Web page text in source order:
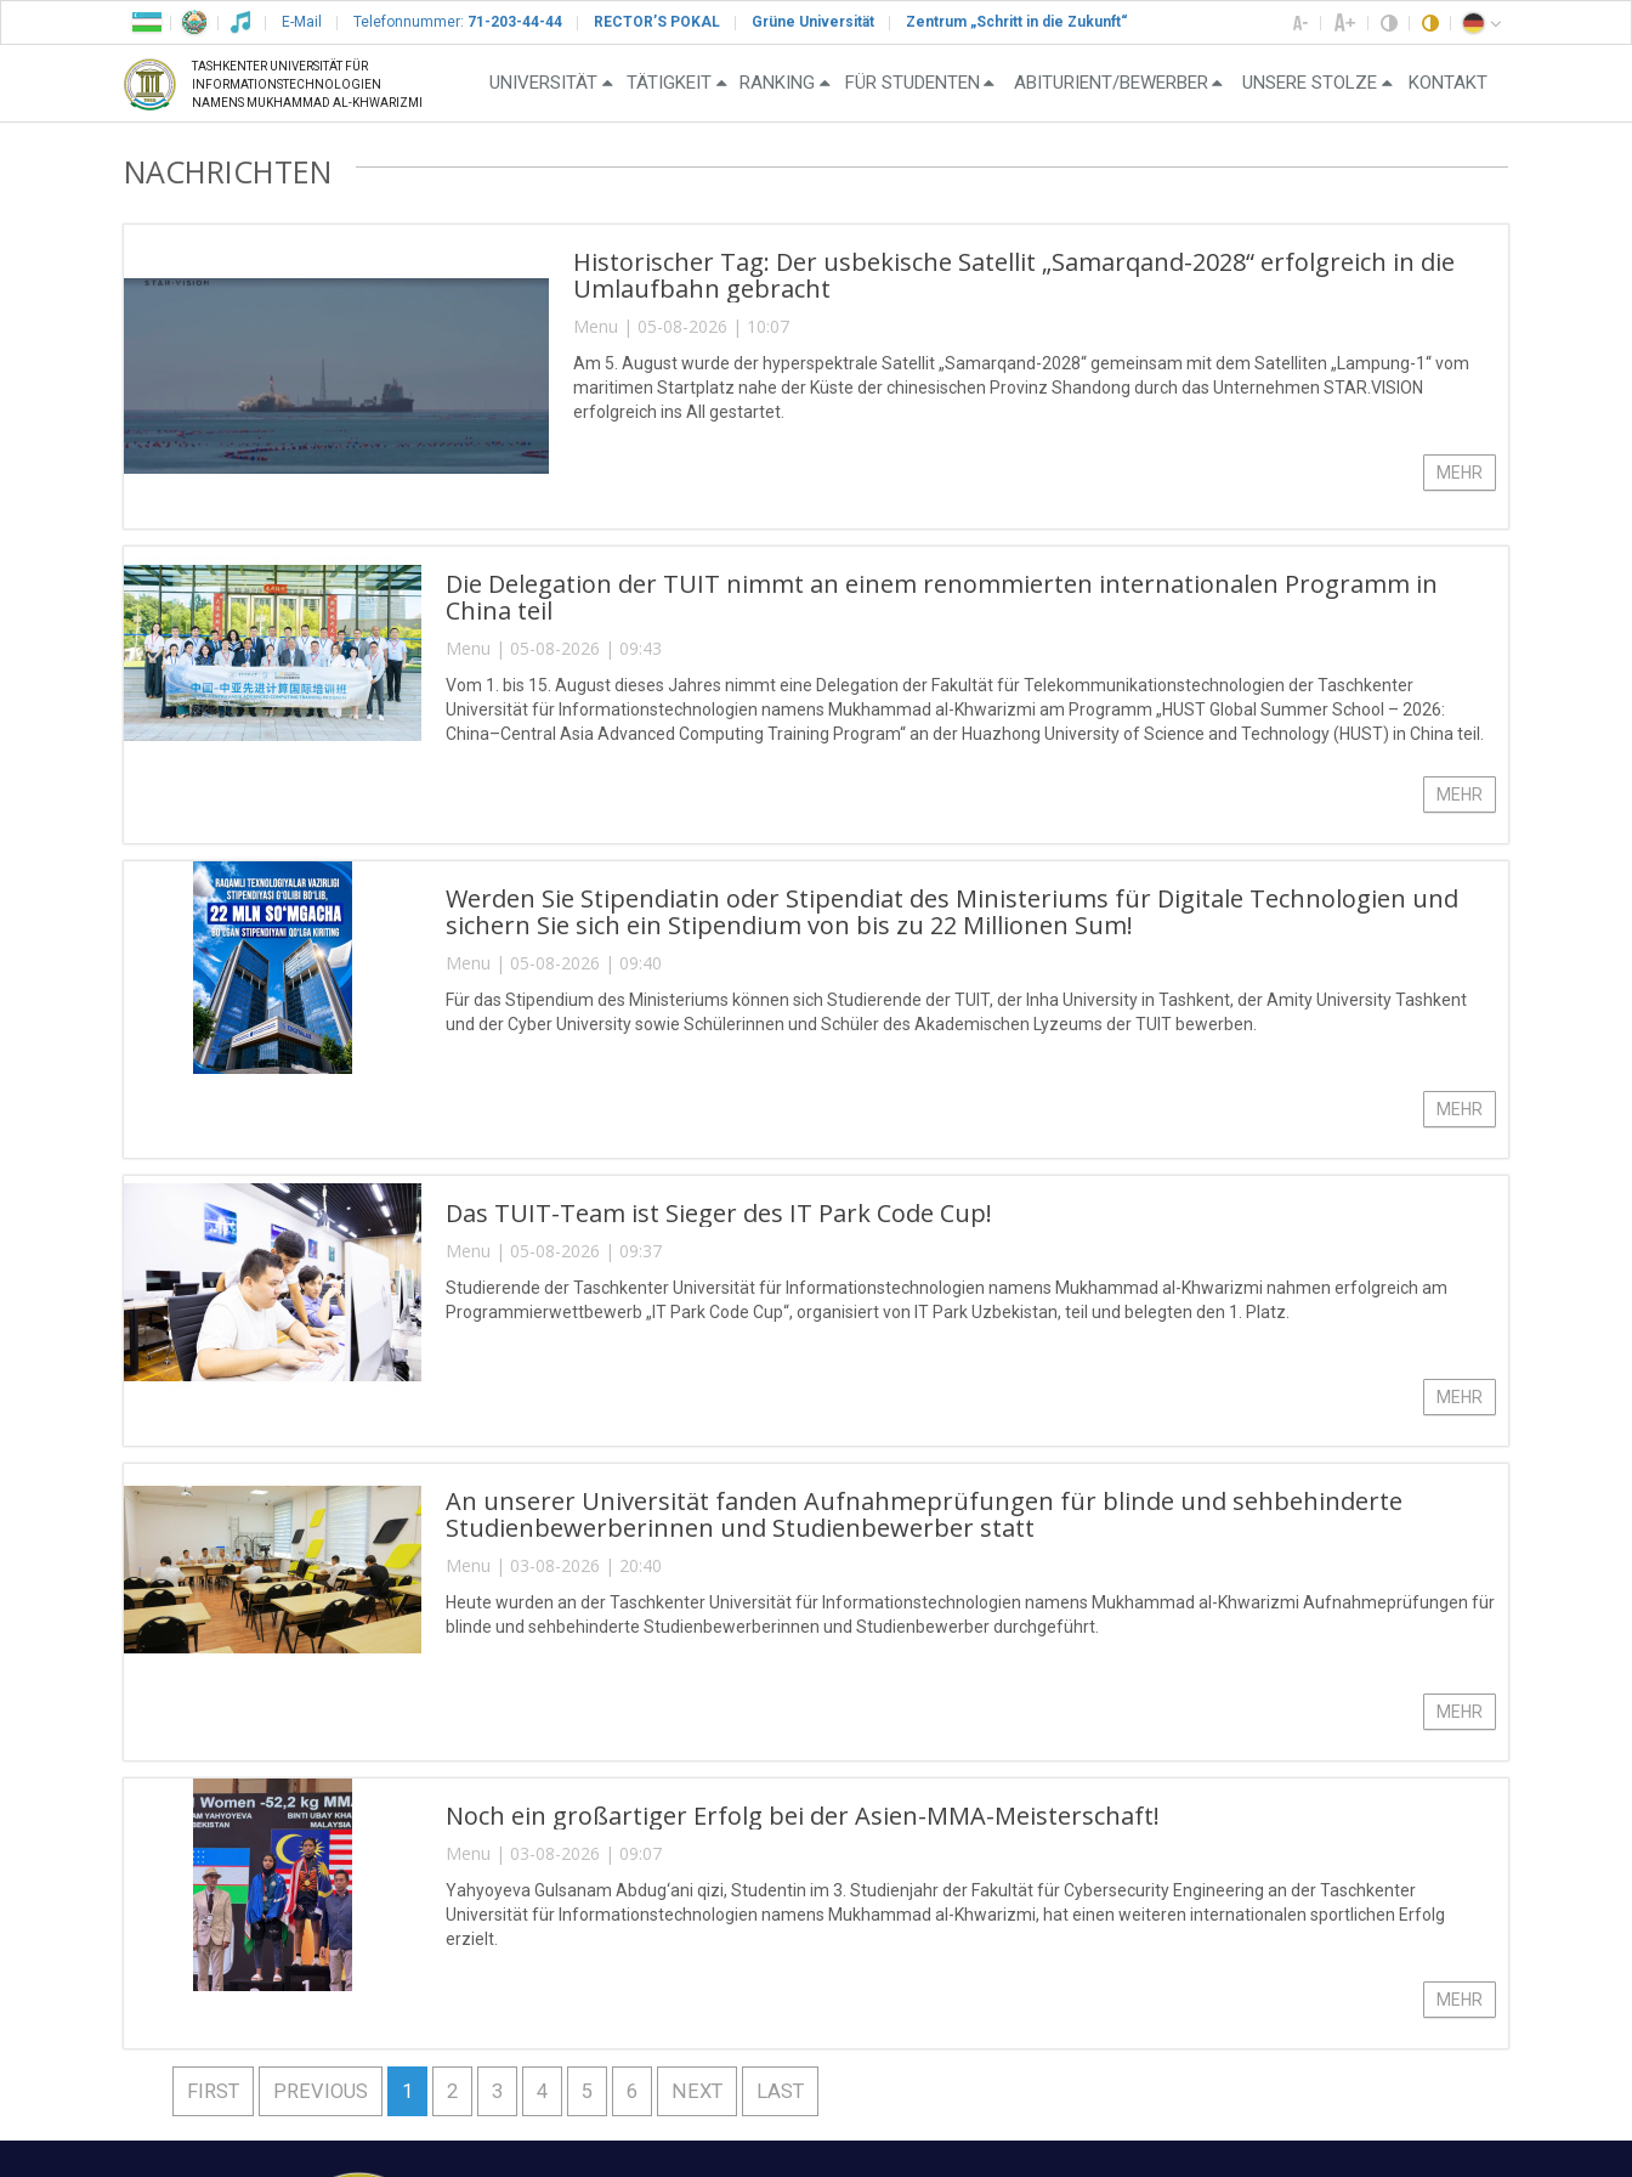
E-Mail Telefonnummer: 71-203-44-44 RECTOR’S POKAL Grüne Universität Zentrum „Schritt in die Zukunft“
TASHKENTER UNIVERSITÄT FÜR
INFORMATIONSTECHNOLOGIEN
NAMENS MUKHAMMAD AL-KHWARIZMI
UNIVERSITÄT TÄTIGKEIT RANKING FÜR STUDENTEN ABITURIENT/BEWERBER UNSERE STOLZE KONTAKT
NACHRICHTEN
Historischer Tag: Der usbekische Satellit „Samarqand-2028“ erfolgreich in die
Umlaufbahn gebracht
Menu | 05-08-2026 | 10:07
Am 5. August wurde der hyperspektrale Satellit „Samarqand-2028“ gemeinsam mit dem Satelliten „Lampung-1“ vom
maritimen Startplatz nahe der Küste der chinesischen Provinz Shandong durch das Unternehmen STAR.VISION
erfolgreich ins All gestartet.
MEHR
Die Delegation der TUIT nimmt an einem renommierten internationalen Programm in
China teil
Menu | 05-08-2026 | 09:43
Vom 1. bis 15. August dieses Jahres nimmt eine Delegation der Fakultät für Telekommunikationstechnologien der Taschkenter
Universität für Informationstechnologien namens Mukhammad al-Khwarizmi am Programm „HUST Global Summer School – 2026:
China–Central Asia Advanced Computing Training Program“ an der Huazhong University of Science and Technology (HUST) in China teil.
MEHR
Werden Sie Stipendiatin oder Stipendiat des Ministeriums für Digitale Technologien und
sichern Sie sich ein Stipendium von bis zu 22 Millionen Sum!
Menu | 05-08-2026 | 09:40
Für das Stipendium des Ministeriums können sich Studierende der TUIT, der Inha University in Tashkent, der Amity University Tashkent
und der Cyber University sowie Schülerinnen und Schüler des Akademischen Lyzeums der TUIT bewerben.
MEHR
Das TUIT-Team ist Sieger des IT Park Code Cup!
Menu | 05-08-2026 | 09:37
Studierende der Taschkenter Universität für Informationstechnologien namens Mukhammad al-Khwarizmi nahmen erfolgreich am
Programmierwettbewerb „IT Park Code Cup“, organisiert von IT Park Uzbekistan, teil und belegten den 1. Platz.
MEHR
An unserer Universität fanden Aufnahmeprüfungen für blinde und sehbehinderte
Studienbewerberinnen und Studienbewerber statt
Menu | 03-08-2026 | 20:40
Heute wurden an der Taschkenter Universität für Informationstechnologien namens Mukhammad al-Khwarizmi Aufnahmeprüfungen für
blinde und sehbehinderte Studienbewerberinnen und Studienbewerber durchgeführt.
MEHR
Noch ein großartiger Erfolg bei der Asien-MMA-Meisterschaft!
Menu | 03-08-2026 | 09:07
Yahyoyeva Gulsanam Abdug‘ani qizi, Studentin im 3. Studienjahr der Fakultät für Cybersecurity Engineering an der Taschkenter
Universität für Informationstechnologien namens Mukhammad al-Khwarizmi, hat einen weiteren internationalen sportlichen Erfolg
erzielt.
MEHR
FIRST PREVIOUS 1 2 3 4 5 6 NEXT LAST